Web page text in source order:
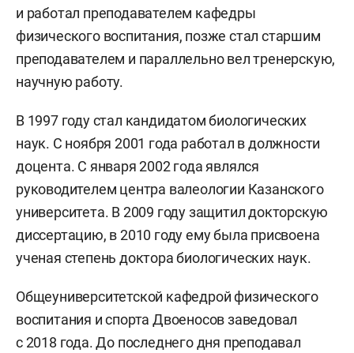
и работал преподавателем кафедры
физического воспитания, позже стал старшим
преподавателем и параллельно вел тренерскую,
научную работу.
В 1997 году стал кандидатом биологических
наук. С ноября 2001 года работал в должности
доцента. С января 2002 года являлся
руководителем центра валеологии Казанского
университета. В 2009 году защитил докторскую
диссертацию, в 2010 году ему была присвоена
ученая степень доктора биологических наук.
Общеуниверситетской кафедрой физического
воспитания и спорта Двоеносов заведовал
с 2018 года. До последнего дня преподавал